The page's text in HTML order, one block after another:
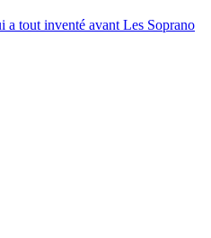
a tout inventé avant Les Soprano